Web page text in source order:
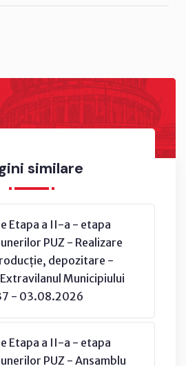
similare
Etapa a II-a - etapa
PUZ - Realizare
depozitare -
Municipiului
- 03.08.2026
Etapa a II-a - etapa
PUZ - Ansamblu